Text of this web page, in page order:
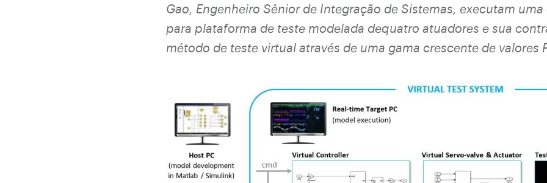
Gao, Engenheiro Sênior de Integração de Sistemas, executam
para plataforma de teste modelada dequatro atuadores e sua
método de teste virtual através de uma gama crescente de valores